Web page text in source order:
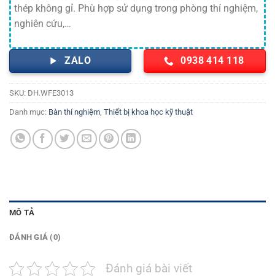
thép không gỉ. Phù hợp sử dụng trong phòng thí nghiệm,
nghiên cứu,…
ZALO 0938 414 118
SKU: DH.WFE3013
Danh mục: Bàn thí nghiệm Thiết bị khoa học kỹ thuật
MÔ TẢ
ĐÁNH GIÁ (0)
Đánh giá bài viết